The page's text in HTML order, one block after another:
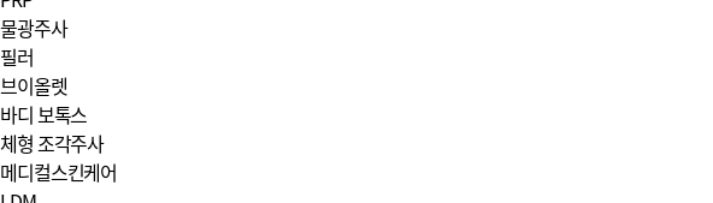
물광주사
필러
브이올렛
바디 보톡스
체형 조각주사
메디컬스킨케어